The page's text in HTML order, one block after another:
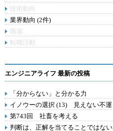
技術動向
業界動向 (2件)
職場
転職活動
エンジニアライフ 最新の投稿
「分からない」と分かる力
イノウーの選択 (13) 見えない不運
第743回 社畜を考える
判断は、正解を当てることではない